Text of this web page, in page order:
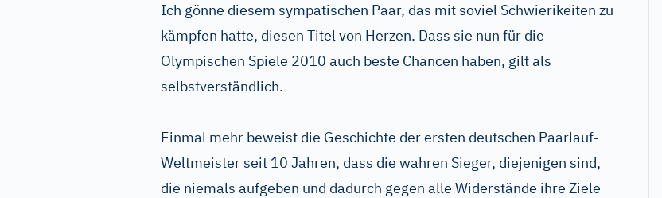
Ich gönne diesem sympatischen Paar, das mit soviel Schwierikeiten zu
kämpfen hatte, diesen Titel von Herzen. Dass sie nun für die
Olympischen Spiele 2010 auch beste Chancen haben, gilt als
selbstverständlich.
Einmal mehr beweist die Geschichte der ersten deutschen Paarlauf-
Weltmeister seit 10 Jahren, dass die wahren Sieger, diejenigen sind,
die niemals aufgeben und dadurch gegen alle Widerstände ihre Ziele